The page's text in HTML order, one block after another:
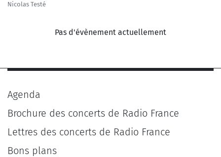
Nicolas Testé
Pas d'évènement actuellement
Agenda
Brochure des concerts de Radio France
Lettres des concerts de Radio France
Bons plans